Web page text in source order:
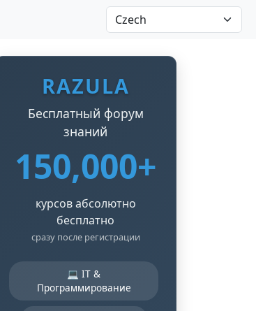
RAZULA
Бесплатный форум
знаний
150,000+
курсов абсолютно
бесплатно
сразу после регистрации
💻 IT &
Программирование